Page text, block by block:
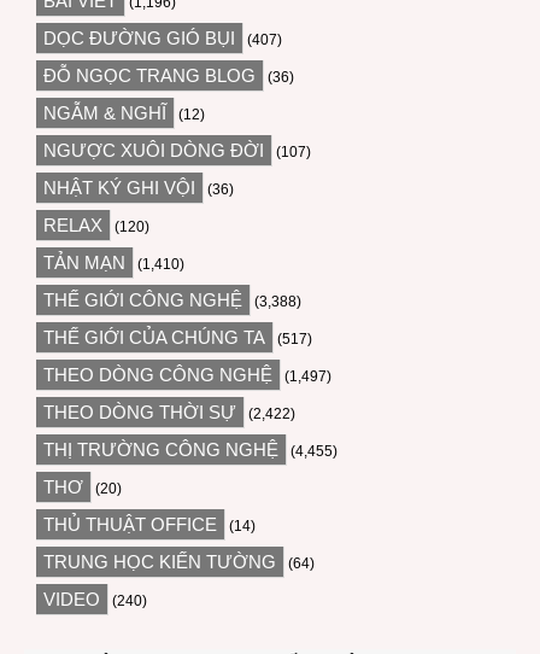
DỌC ĐƯỜNG GIÓ BỤI (407)
ĐỖ NGỌC TRANG BLOG (36)
NGẪM & NGHĨ (12)
NGƯỢC XUÔI DÒNG ĐỜI (107)
NHẬT KÝ GHI VỘI (36)
RELAX (120)
TẢN MẠN (1,410)
THẾ GIỚI CÔNG NGHỆ (3,388)
THẾ GIỚI CỦA CHÚNG TA (517)
THEO DÒNG CÔNG NGHỆ (1,497)
THEO DÒNG THỜI SỰ (2,422)
THỊ TRƯỜNG CÔNG NGHỆ (4,455)
THƠ (20)
THỦ THUẬT OFFICE (14)
TRUNG HỌC KIẾN TƯỜNG (64)
VIDEO (240)